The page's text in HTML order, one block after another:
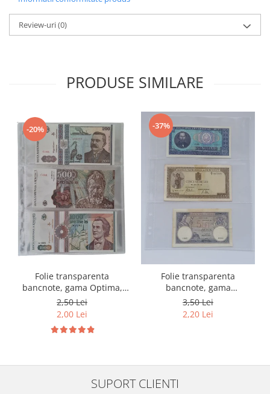
Review-uri(0)
PRODUSE SIMILARE
-20%
Folie transparenta
bancnote, gama Optima,
cod SH252, 3
compartimente
2,50 Lei
2,00 Lei
-37%
Folie transparenta
bancnote, gama
Grande(A4), cod SH312, 3
compartimente
3,50 Lei
2,20 Lei
SUPORT CLIENTI